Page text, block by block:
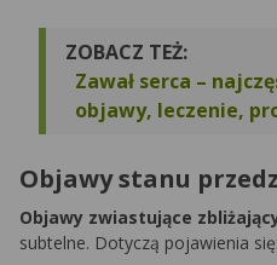
ZOBACZ TEŻ:
Zawał serca –
objawy, leczenie,
Objawy stanu
Objawy zwiastujące
subtelne. Dotyczą pojawienia się: